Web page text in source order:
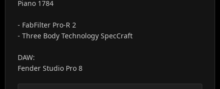
Piano 1784
- FabFilter Pro-R 2
- Three Body Technology SpecCraft
DAW:
Fender Studio Pro 8